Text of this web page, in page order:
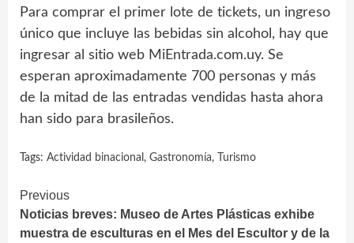
Para comprar el primer lote de tickets, un ingreso
único que incluye las bebidas sin alcohol, hay que
ingresar al sitio web MiEntrada.com.uy. Se
esperan aproximadamente 700 personas y más
de la mitad de las entradas vendidas hasta ahora
han sido para brasileños.
Tags: Actividad binacional , Gastronomía, Turismo
Continue
Reading
Previous
Noticias breves: Museo de Artes Plásticas exhibe
muestra de esculturas en el Mes del Escultor y de la